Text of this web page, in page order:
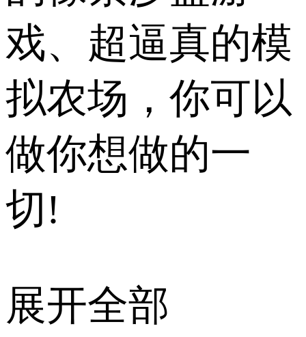
戏、超逼真的模
拟农场，你可以
做你想做的一
切!
展开全部